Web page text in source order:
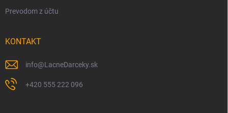
Prevodom z účtu
KONTAKT
info@LacneDarceky.sk
+420 555 222 096